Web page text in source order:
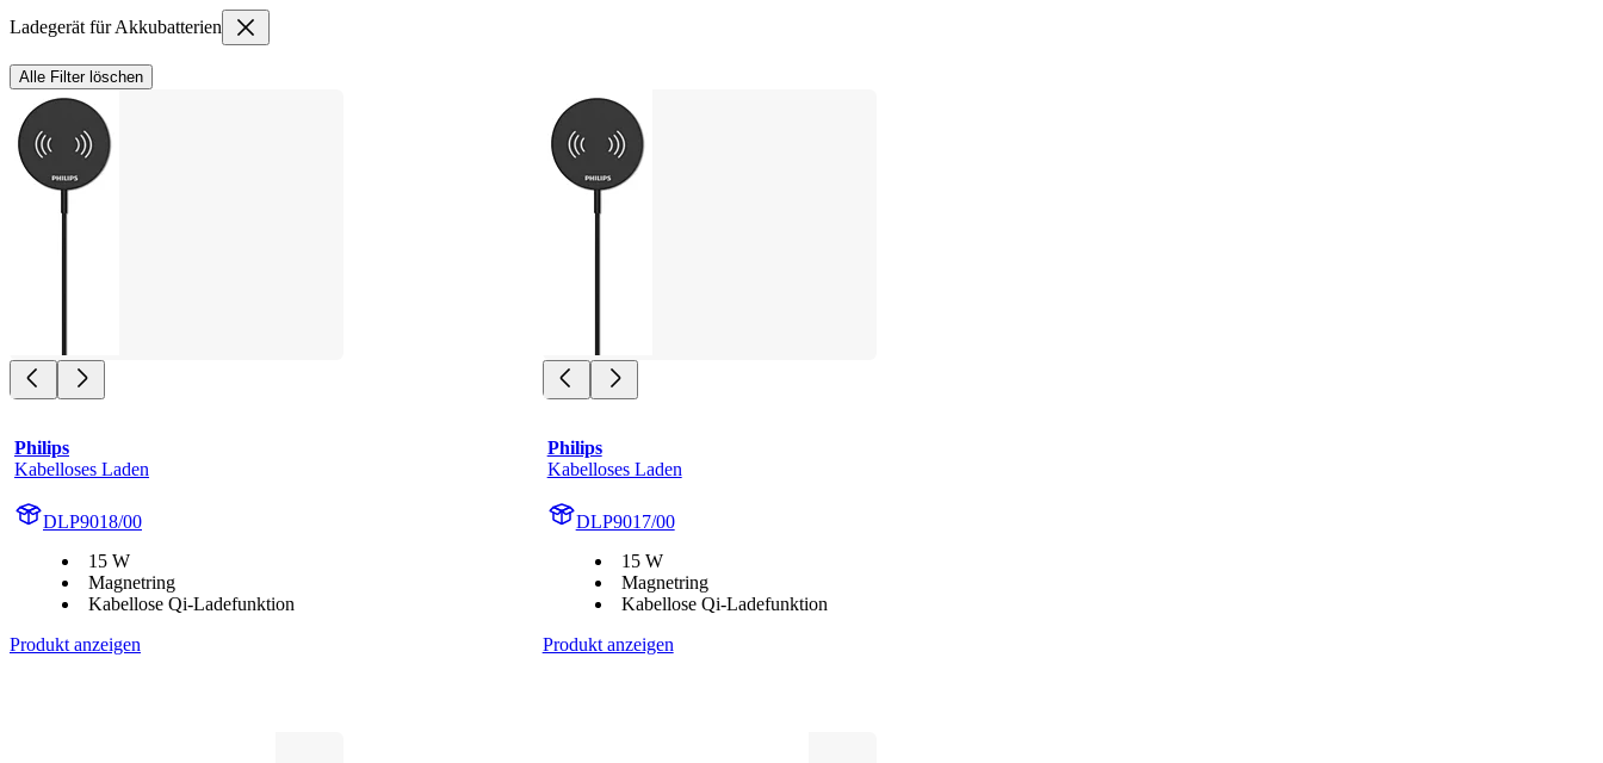
Ladegerät für Akkubatterien
Alle Filter löschen
Philips
Kabelloses Laden
DLP9018/00
15 W
Magnetring
Kabellose Qi-Ladefunktion
Produkt anzeigen
Philips
Kabelloses Laden
DLP9017/00
15 W
Magnetring
Kabellose Qi-Ladefunktion
Produkt anzeigen